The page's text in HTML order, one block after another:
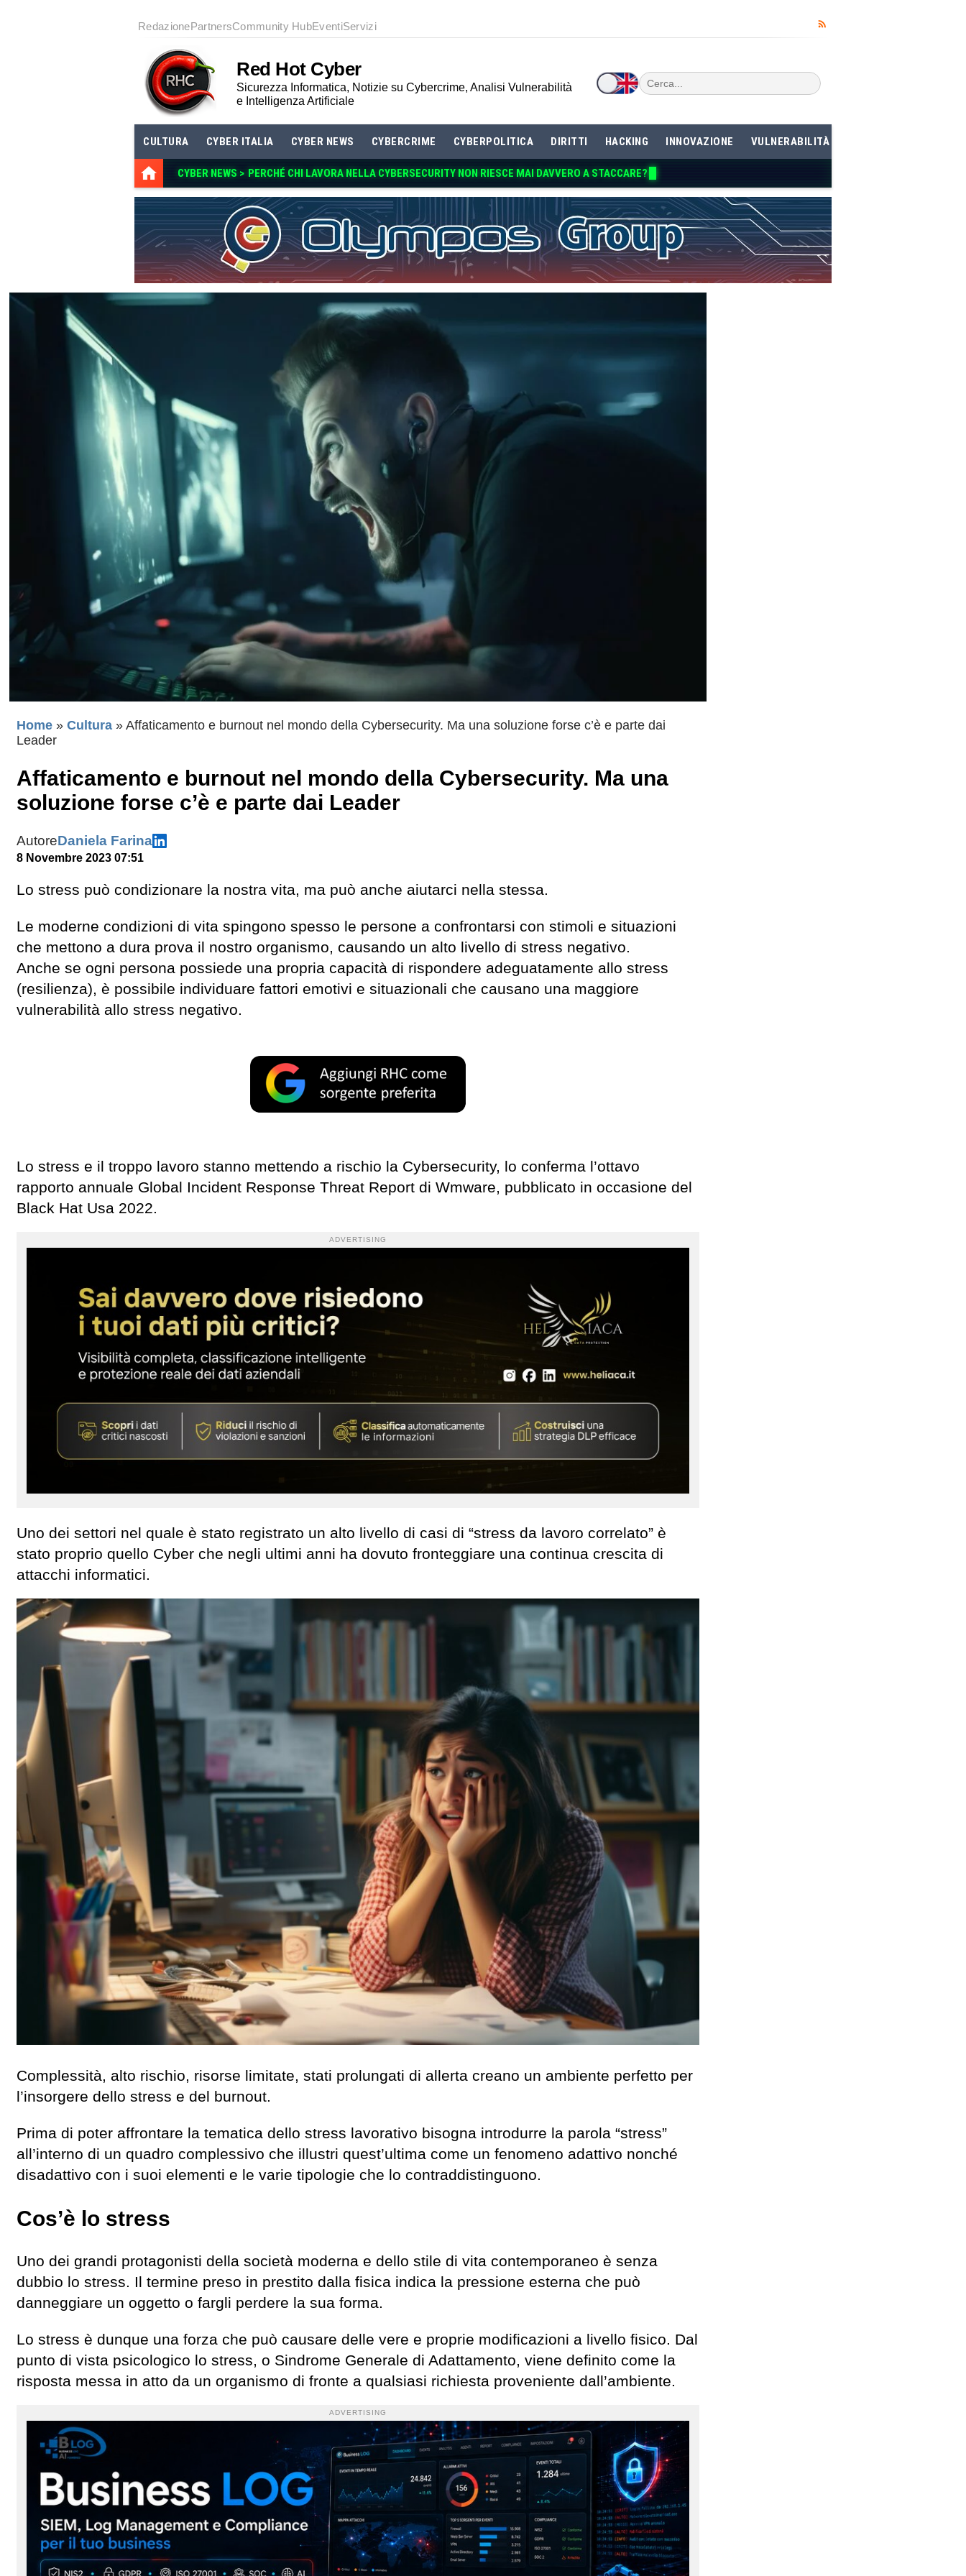
RedazionePartnersCommunity HubEventiServizi
Red Hot Cyber
Sicurezza Informatica, Notizie su Cybercrime, Analisi Vulnerabilità
e Intelligenza Artificiale
CULTURA CYBER ITALIA CYBER NEWS CYBERCRIME CYBERPOLITICA DIRITTI HACKING INNOVAZIONE VULNERABILITÀ
CYBER NEWS > PERCHÉ CHI LAVORA NE
Home » Cultura » Affaticamento e burnout nel mondo della Cybersecurity. Ma una soluzione forse c’è e parte dai
Leader
Affaticamento e burnout nel mondo della Cybersecurity. Ma una
soluzione forse c’è e parte dai Leader
AutoreDaniela Farina
8 Novembre 2023 07:51
Lo stress può condizionare la nostra vita, ma può anche aiutarci nella stessa.
Le moderne condizioni di vita spingono spesso le persone a confrontarsi con stimoli e situazioni
che mettono a dura prova il nostro organismo, causando un alto livello di stress negativo.
Anche se ogni persona possiede una propria capacità di rispondere adeguatamente allo stress
(resilienza), è possibile individuare fattori emotivi e situazionali che causano una maggiore
vulnerabilità allo stress negativo.
Lo stress e il troppo lavoro stanno mettendo a rischio la Cybersecurity, lo conferma l’ottavo
rapporto annuale Global Incident Response Threat Report di Wmware, pubblicato in occasione del
Black Hat Usa 2022.
ADVERTISING
Uno dei settori nel quale è stato registrato un alto livello di casi di “stress da lavoro correlato” è
stato proprio quello Cyber che negli ultimi anni ha dovuto fronteggiare una continua crescita di
attacchi informatici.
Complessità, alto rischio, risorse limitate, stati prolungati di allerta creano un ambiente perfetto per
l’insorgere dello stress e del burnout.
Prima di poter affrontare la tematica dello stress lavorativo bisogna introdurre la parola “stress”
all’interno di un quadro complessivo che illustri quest’ultima come un fenomeno adattivo nonché
disadattivo con i suoi elementi e le varie tipologie che lo contraddistinguono.
Cos’è lo stress
Uno dei grandi protagonisti della società moderna e dello stile di vita contemporaneo è senza
dubbio lo stress. Il termine preso in prestito dalla fisica indica la pressione esterna che può
danneggiare un oggetto o fargli perdere la sua forma.
Lo stress è dunque una forza che può causare delle vere e proprie modificazioni a livello fisico. Dal
punto di vista psicologico lo stress, o Sindrome Generale di Adattamento, viene definito come la
risposta messa in atto da un organismo di fronte a qualsiasi richiesta proveniente dall’ambiente.
ADVERTISING